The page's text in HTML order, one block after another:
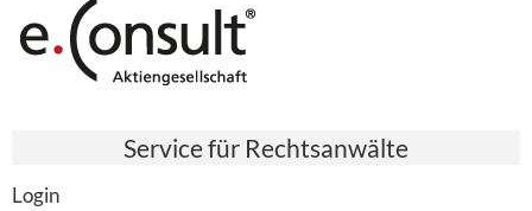
Service für Rechtsanwälte
Login